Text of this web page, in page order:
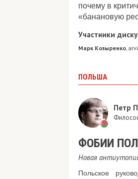
почему в
«банановую
Участники
Марк Козыренко,
ПОЛЬША
Петр
ФОБИИ
Новая
Польское